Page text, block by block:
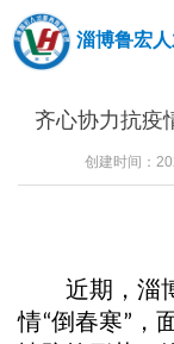
淄博鲁宏
齐心协力抗疫
创建时间：
近期，淄
情“倒春寒”，